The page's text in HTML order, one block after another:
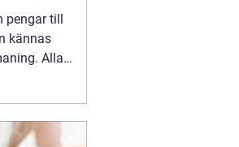
pengar till
kännas
Alla
och
vill